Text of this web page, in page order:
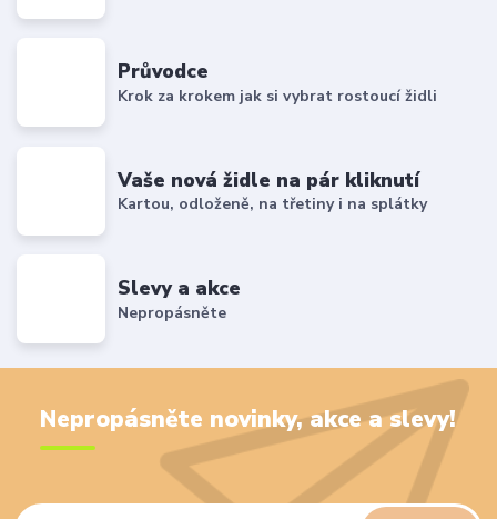
Průvodce
Krok za krokem jak si vybrat rostoucí židli
Vaše nová židle na pár kliknutí
Kartou, odloženě, na třetiny i na splátky
Slevy a akce
Nepropásněte
Nepropásněte novinky, akce a slevy!